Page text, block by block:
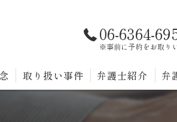
06-6364-
※事前に予約をお取り
取り扱い事件 弁護士紹介 弁